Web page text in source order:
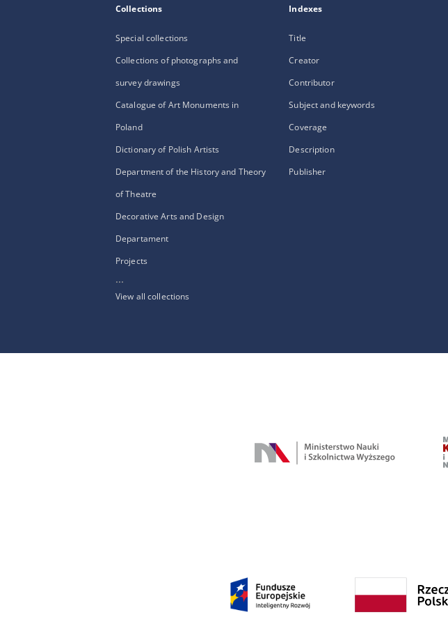
Collections
Special collections
Collections of photographs and
survey drawings
Catalogue of Art Monuments in
Poland
Dictionary of Polish Artists
Department of the History and Theory
of Theatre
Decorative Arts and Design
Departament
Projects
...
View all collections
Indexes
Title
Creator
Contributor
Subject and keywords
Coverage
Description
Publisher